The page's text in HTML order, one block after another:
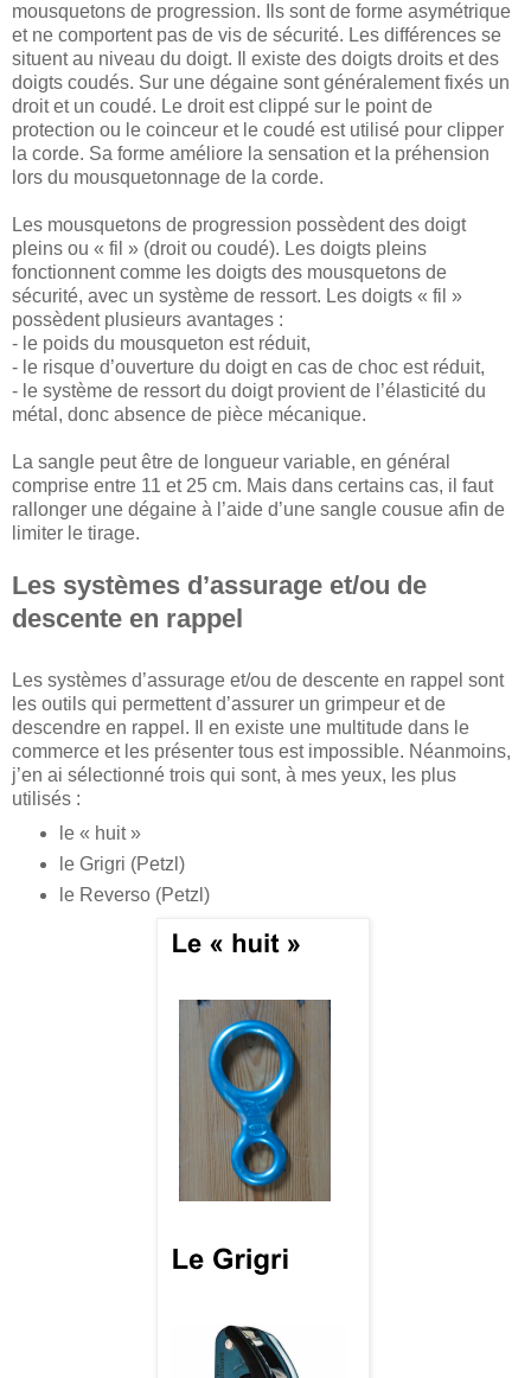
mousquetons de progression. Ils sont de forme asymétrique
et ne comportent pas de vis de sécurité. Les différences se
situent au niveau du doigt. Il existe des doigts droits et des
doigts coudés. Sur une dégaine sont généralement fixés un
droit et un coudé. Le droit est clippé sur le point de
protection ou le coinceur et le coudé est utilisé pour clipper
la corde. Sa forme améliore la sensation et la préhension
lors du mousquetonnage de la corde.
Les mousquetons de progression possèdent des doigt
pleins ou « fil » (droit ou coudé). Les doigts pleins
fonctionnent comme les doigts des mousquetons de
sécurité, avec un système de ressort. Les doigts « fil »
possèdent plusieurs avantages :
- le poids du mousqueton est réduit,
- le risque d’ouverture du doigt en cas de choc est réduit,
- le système de ressort du doigt provient de l’élasticité du
métal, donc absence de pièce mécanique.
La sangle peut être de longueur variable, en général
comprise entre 11 et 25 cm. Mais dans certains cas, il faut
rallonger une dégaine à l’aide d’une sangle cousue afin de
limiter le tirage.
Les systèmes d’assurage et/ou de
descente en rappel
Les systèmes d’assurage et/ou de descente en rappel sont
les outils qui permettent d’assurer un grimpeur et de
descendre en rappel. Il en existe une multitude dans le
commerce et les présenter tous est impossible. Néanmoins,
j’en ai sélectionné trois qui sont, à mes yeux, les plus
utilisés :
le « huit »
le Grigri (Petzl)
le Reverso (Petzl)